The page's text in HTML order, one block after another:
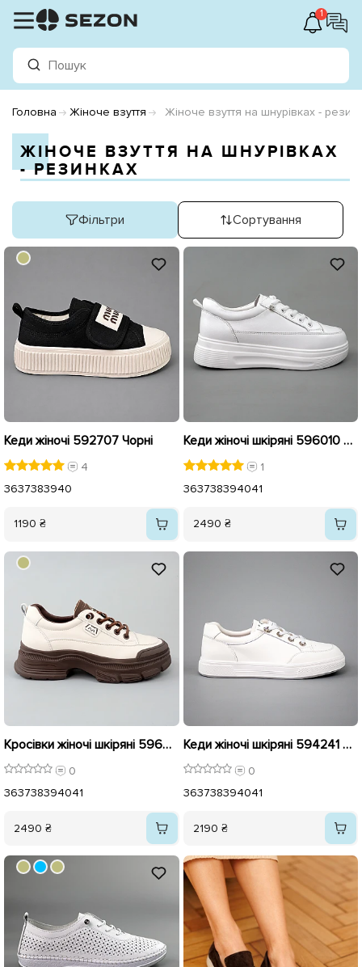
1
Головна Жіноче взуття Жіноче взуття на шнурівках -
ЖІНОЧЕ ВЗУТТЯ НА ШНУРІВКАХ
- РЕЗИНКАХ
Фільтри Сортування
Кеди жіночі 592707 Чорні
4
3637383940
1190 ₴
Кеди жіночі шкіряні 596010 Білі
1
363738394041
2490 ₴
Кросівки жіночі шкіряні 596013 Бежеві
0
363738394041
2490 ₴
Кеди жіночі шкіряні 594241 Білі
0
363738394041
2190 ₴